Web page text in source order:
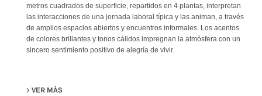
metros cuadrados de superficie, repartidos en 4 plantas, interpretan
las interacciones de una jornada laboral típica y las animan, a través
de amplios espacios abiertos y encuentros informales. Los acentos
de colores brillantes y tonos cálidos impregnan la atmósfera con un
sincero sentimiento positivo de alegría de vivir.
VER MÁS